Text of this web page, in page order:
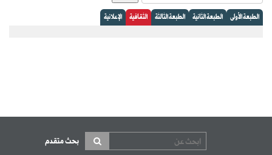
الطبعة الأولى الطبعة الثانية الطبعة الثالثة الثقافية الإعلانية
بحث متقدم